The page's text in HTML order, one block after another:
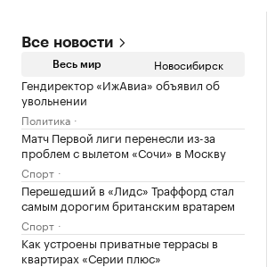
Все новости
Весь мир Новосибирск
Гендиректор «ИжАвиа» объявил об
увольнении
Политика
Матч Первой лиги перенесли из-за
проблем с вылетом «Сочи» в Москву
Спорт
Перешедший в «Лидс» Траффорд стал
самым дорогим британским вратарем
Спорт
Как устроены приватные террасы в
квартирах «Серии плюс»